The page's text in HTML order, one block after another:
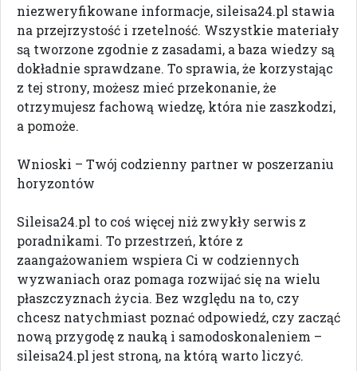
niezweryfikowane informacje, sileisa24.pl stawia
na przejrzystość i rzetelność. Wszystkie materiały
są tworzone zgodnie z zasadami, a baza wiedzy są
dokładnie sprawdzane. To sprawia, że korzystając
z tej strony, możesz mieć przekonanie, że
otrzymujesz fachową wiedzę, która nie zaszkodzi,
a pomoże.
Wnioski – Twój codzienny partner w poszerzaniu
horyzontów
Sileisa24.pl to coś więcej niż zwykły serwis z
poradnikami. To przestrzeń, które z
zaangażowaniem wspiera Ci w codziennych
wyzwaniach oraz pomaga rozwijać się na wielu
płaszczyznach życia. Bez względu na to, czy
chcesz natychmiast poznać odpowiedź, czy zacząć
nową przygodę z nauką i samodoskonaleniem –
sileisa24.pl jest stroną, na którą warto liczyć.